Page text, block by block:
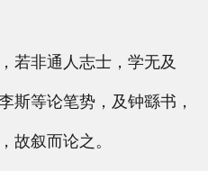
非通人志士，学无及
斯等论笔势，及钟繇书，
故叙而论之。